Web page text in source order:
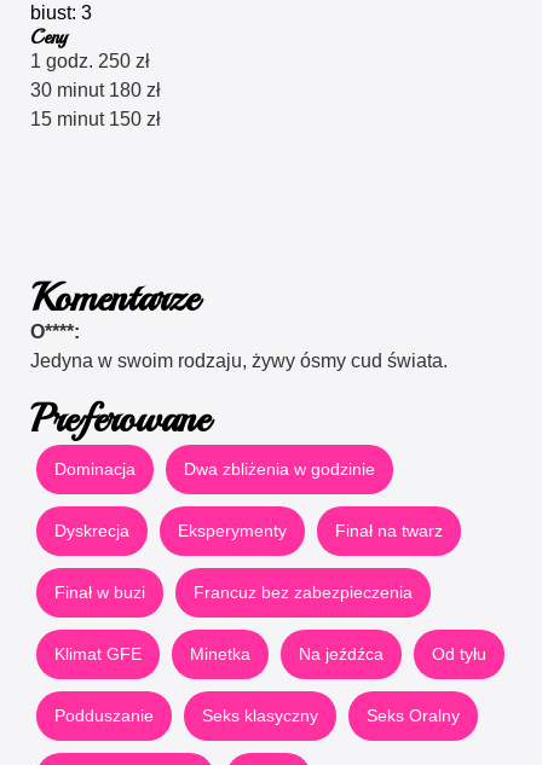
biust: 3
Ceny
1 godz. 250 zł
30 minut 180 zł
15 minut 150 zł
Komentarze
O****:
Jedyna w swoim rodzaju, żywy ósmy cud świata.
Preferowane
Dominacja Dwa zbliżenia w godzinie
Dyskrecja Eksperymenty Finał na twarz
Finał w buzi Francuz bez zabezpieczenia
Klimat GFE Minetka Na jeźdźca Od tyłu
Podduszanie Seks klasyczny Seks Oralny